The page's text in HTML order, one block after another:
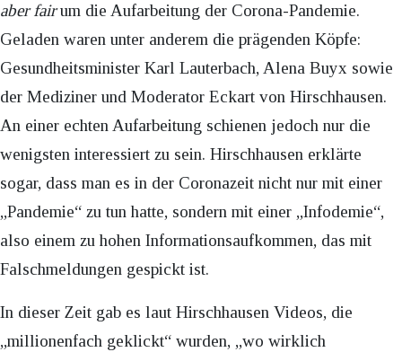
aber fairum die Aufarbeitung der Corona-Pandemie.
Geladen waren unter anderem die prägenden Köpfe:
Gesundheitsminister Karl Lauterbach, Alena Buyx sowie
der Mediziner und Moderator Eckart von Hirschhausen.
An einer echten Aufarbeitung schienen jedoch nur die
wenigsten interessiert zu sein. Hirschhausen erklärte
sogar, dass man es in der Coronazeit nicht nur mit einer
„Pandemie“ zu tun hatte, sondern mit einer „Infodemie“,
also einem zu hohen Informationsaufkommen, das mit
Falschmeldungen gespickt ist.
In dieser Zeit gab es laut Hirschhausen Videos, die
„millionenfach geklickt“ wurden, „wo wirklich